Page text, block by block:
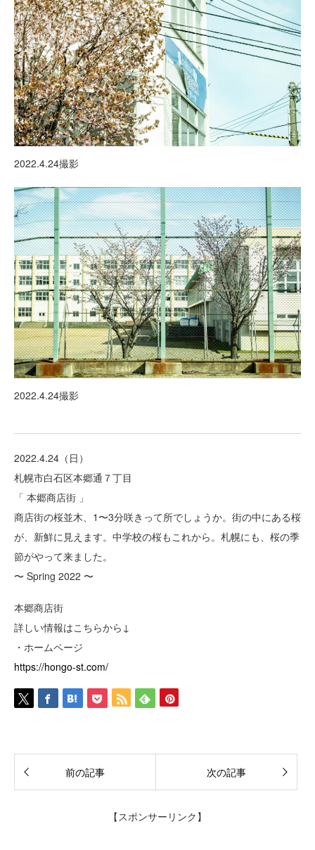
2022.4.24撮影
2022.4.24撮影
2022.4.24（日）
札幌市白石区本郷通７丁目
「 本郷商店街 」
商店街の桜並木、1〜3分咲きって所でしょうか。街の中にある桜
が、新鮮に見えます。中学校の桜もこれから。札幌にも、桜の季
節がやって来ました。
〜 Spring 2022 〜
本郷商店街
詳しい情報はこちらから↓
・ホームページ
https://hongo-st.com/
前の記事 次の記事
【スポンサーリンク】